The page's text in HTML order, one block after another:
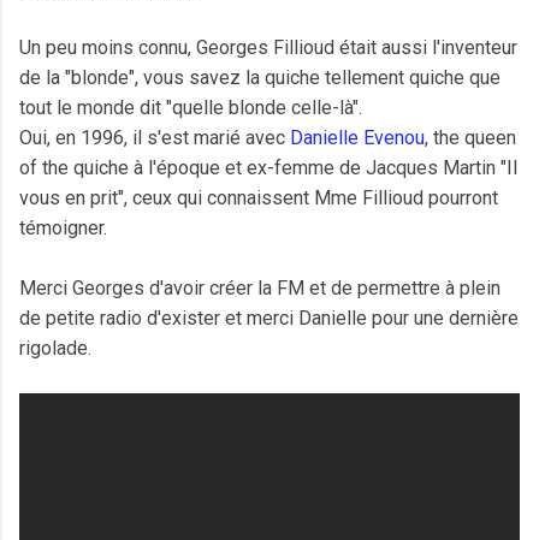
Un peu moins connu, Georges Fillioud était aussi l'inventeur
de la "blonde", vous savez la quiche tellement quiche que
tout le monde dit "quelle blonde celle-là".
Oui, en 1996, il s'est marié avec Danielle Evenou, the queen
of the quiche à l'époque et ex-femme de Jacques Martin "Il
vous en prit", ceux qui connaissent Mme Fillioud pourront
témoigner.
Merci Georges d'avoir créer la FM et de permettre à plein
de petite radio d'exister et merci Danielle pour une dernière
rigolade.